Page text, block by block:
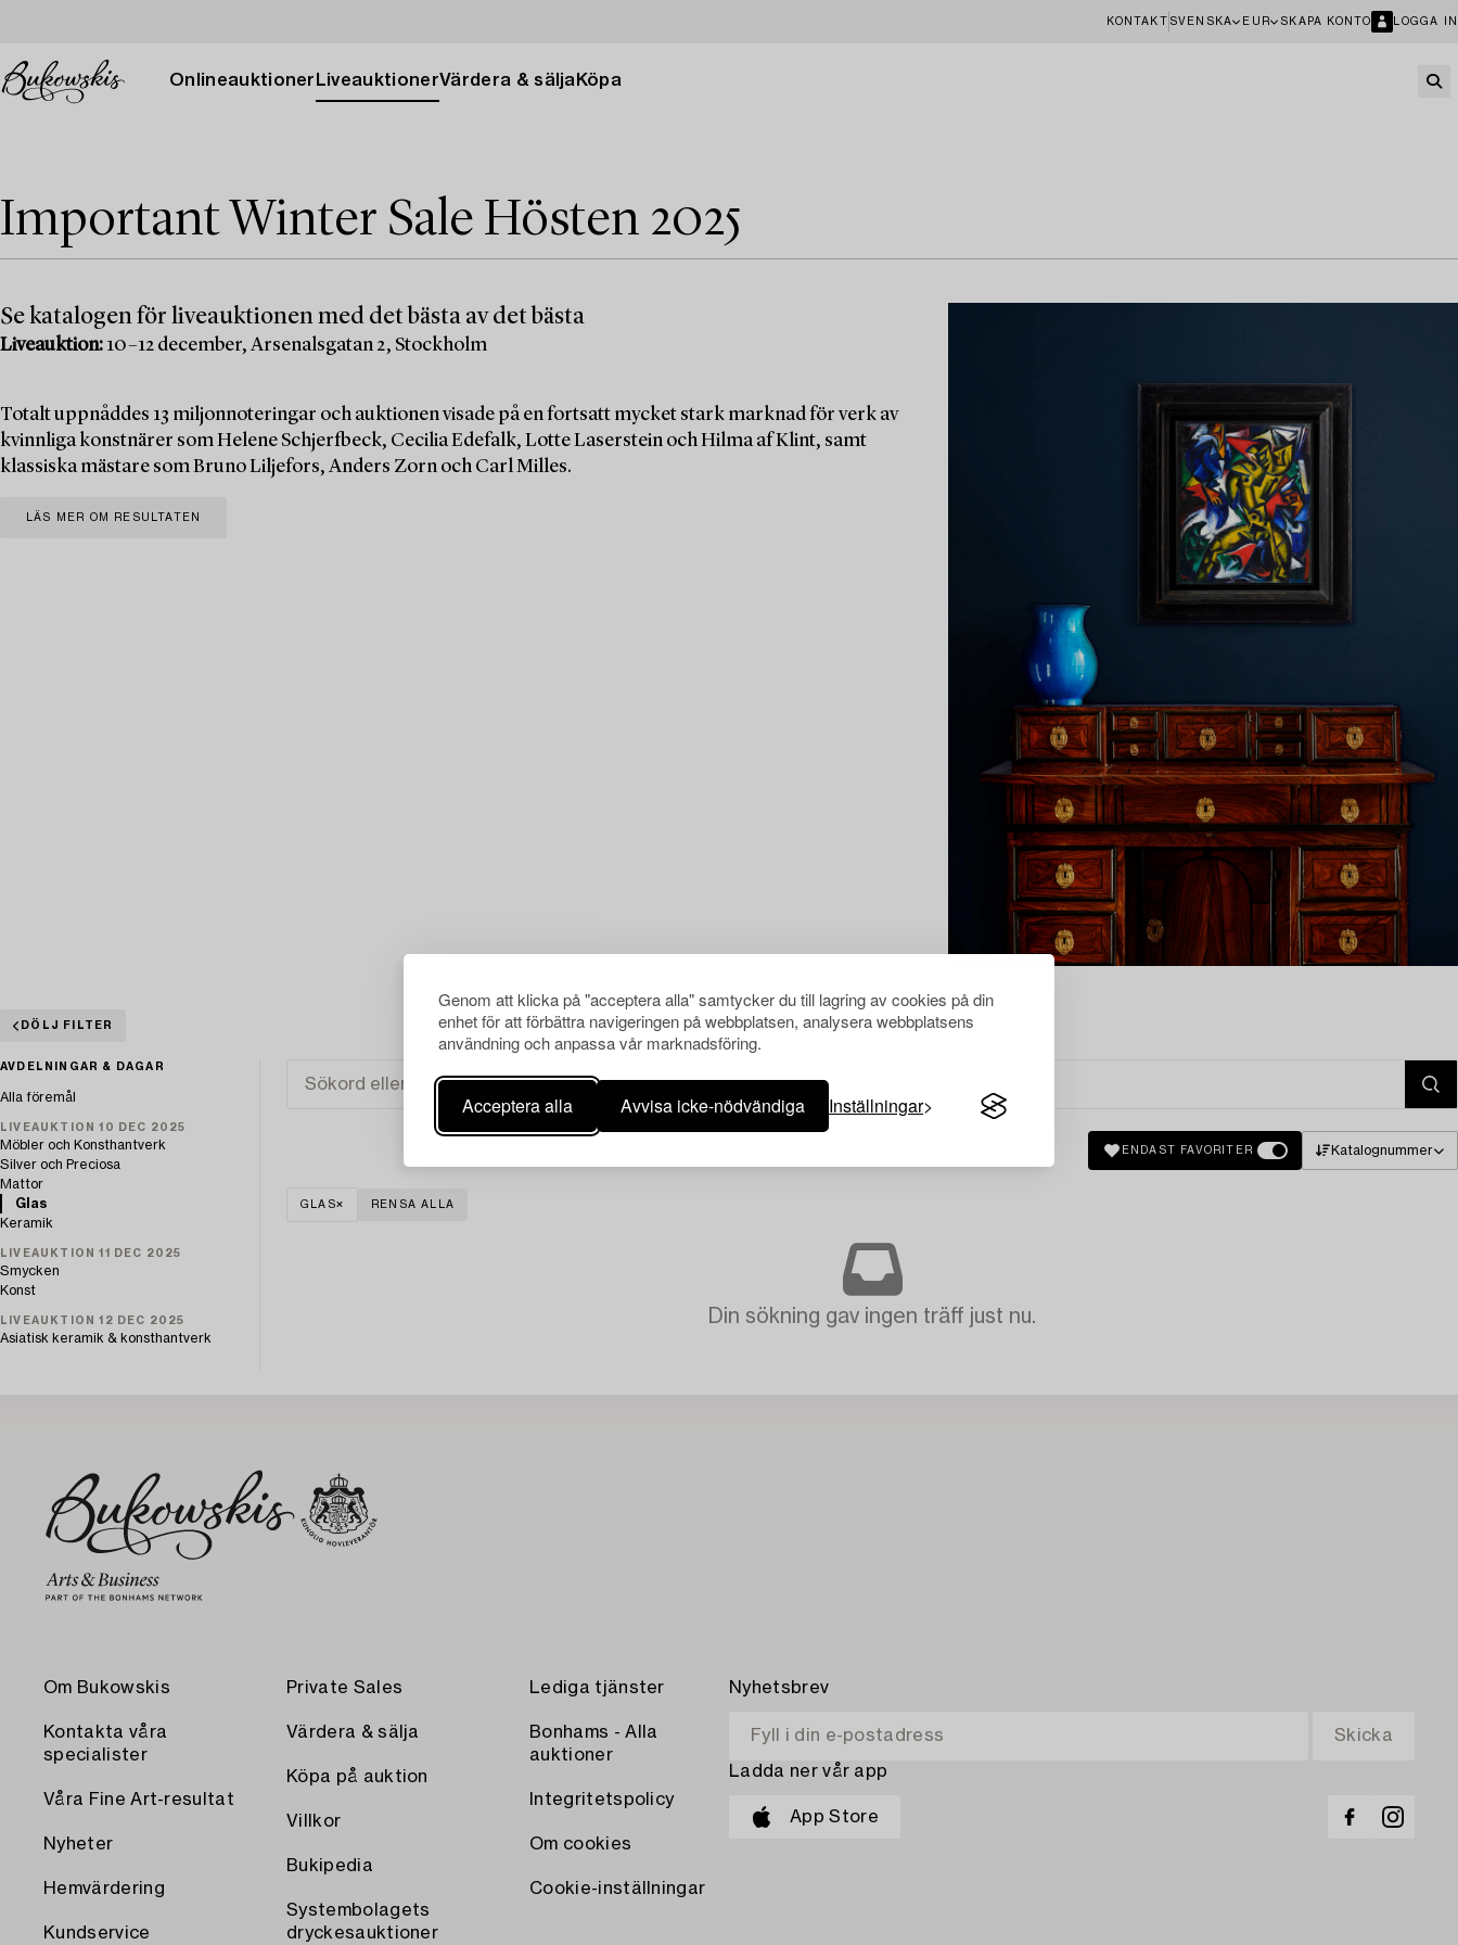
Genom att klicka på "acceptera alla" samtycker du till lagring av cookies på din
enhet för att förbättra navigeringen på webbplatsen, analysera webbplatsens
användning och anpassa vår marknadsföring.
Acceptera alla Avvisa icke-nödvändiga Inställningar
KONTAKT SVENSKA EUR SKAPA KONTO LOGGA IN
Onlineauktioner LiveauktionerVärdera & sälja Köpa
Important Winter Sale Hösten 2025
Se katalogen för liveauktionen med det bästa av det bästa
Liveauktion: 10–12 december, Arsenalsgatan 2, Stockholm
Totalt uppnåddes 13 miljonnoteringar och auktionen visade på en fortsatt mycket stark marknad för verk av
kvinnliga konstnärer som Helene Schjerfbeck, Cecilia Edefalk, Lotte Laserstein och Hilma af Klint, samt
klassiska mästare som Bruno Liljefors, Anders Zorn och Carl Milles.
LÄS MER OM RESULTATEN
DÖLJ FILTER
AVDELNINGAR & DAGAR
Alla föremål
LIVEAUKTION 10 DEC 2025
Möbler och Konsthantverk
Silver och Preciosa
Mattor
Glas
Keramik
LIVEAUKTION 11 DEC 2025
Smycken
Konst
LIVEAUKTION 12 DEC 2025
Asiatisk keramik & konsthantverk
ENDAST FAVORITER Katalognummer
GLAS RENSA ALLA
Din sökning gav ingen träff just nu.
Om Bukowskis
Kontakta våra
specialister
Våra Fine Art-resultat
Nyheter
Hemvärdering
Kundservice
Private Sales
Värdera & sälja
Köpa på auktion
Villkor
Bukipedia
Systembolagets
dryckesauktioner
Lediga tjänster
Bonhams - Alla
auktioner
Integritetspolicy
Om cookies
Cookie-inställningar
Nyhetsbrev
Ladda ner vår app
App Store